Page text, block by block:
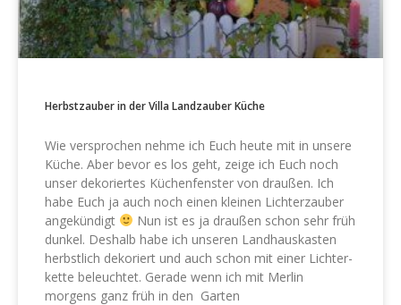
Herbstzauber in der Villa Landzauber Küche
Wie versprochen nehme ich Euch heute mit in unsere
Küche. Aber bevor es los geht, zeige ich Euch noch
unser dekoriertes Küchenfenster von draußen. Ich
habe Euch ja auch noch einen kleinen Lichterzauber
angekündigt
Nun ist es ja draußen schon sehr früh
dunkel. Deshalb habe ich unseren Landhauskasten
herbstlich dekoriert und auch schon mit einer Lichter-
kette beleuchtet. Gerade wenn ich mit Merlin
morgens ganz früh in den Garten